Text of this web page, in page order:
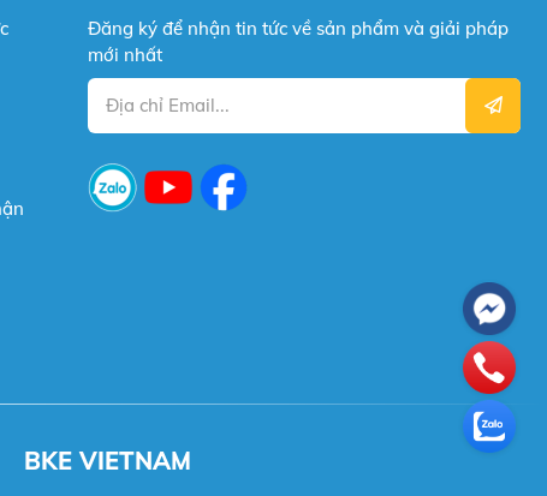
Đăng ký để nhận tin tức về sản phẩm và giải pháp
mới nhất
BKE VIETNAM